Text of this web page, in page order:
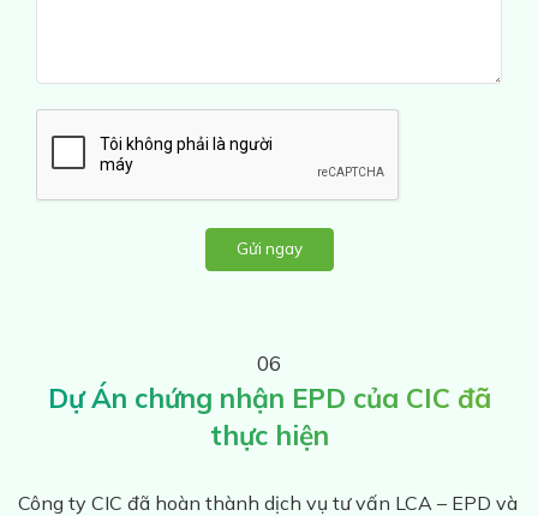
Gửi ngay
06
Dự Án chứng nhận EPD của CIC đã
thực hiện
Công ty CIC đã hoàn thành dịch vụ tư vấn LCA – EPD và